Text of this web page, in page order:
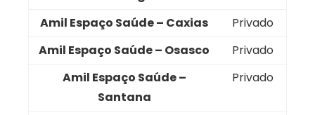
Amil Espaço Saúde – Caxias
Privado
Amil Espaço Saúde – Osasco
Privado
Amil Espaço Saúde –
Santana
Privado